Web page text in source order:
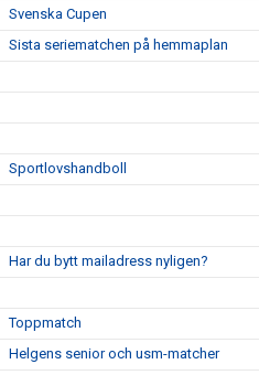
Svenska Cupen
Sista seriematchen på hemmaplan
Sportlovshandboll
Har du bytt mailadress nyligen?
Toppmatch
Helgens senior och usm-matcher